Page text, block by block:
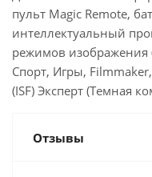
пульт Magic Remote,
интеллектуальный
режимов изображения
Спорт, Игры, Filmmaker,
(ISF) Эксперт (Темная
Отзывы